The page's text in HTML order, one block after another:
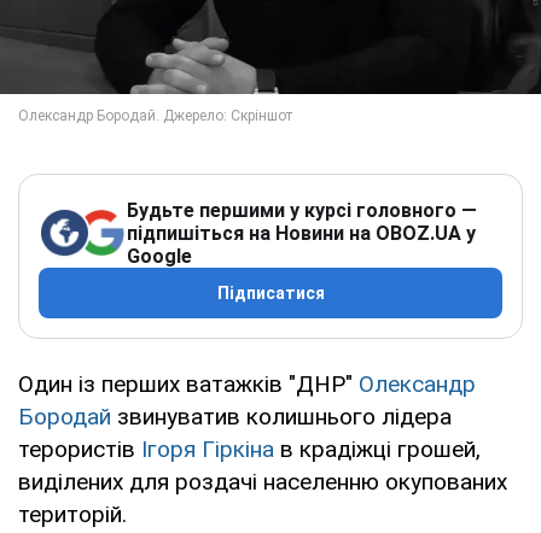
Будьте першими у курсі головного —
підпишіться на Новини на OBOZ.UA у
Google
Підписатися
Один із перших ватажків "ДНР" Олександр
Бородай звинуватив колишнього лідера
терористів Ігоря Гіркіна в крадіжці грошей,
виділених для роздачі населенню окупованих
територій.